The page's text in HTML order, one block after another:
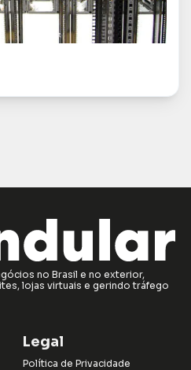
no Brasil e no exterior,
lojas virtuais e gerindo tráfego
Legal
Política de Privacidade